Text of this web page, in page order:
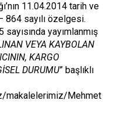
11.04.2014 tarih ve
sayılı özelgesi.
sayısında yayımlanmış
VEYA KAYBOLAN
KARGO
DURUMU” başlıklı
makalelerimiz/Mehmet